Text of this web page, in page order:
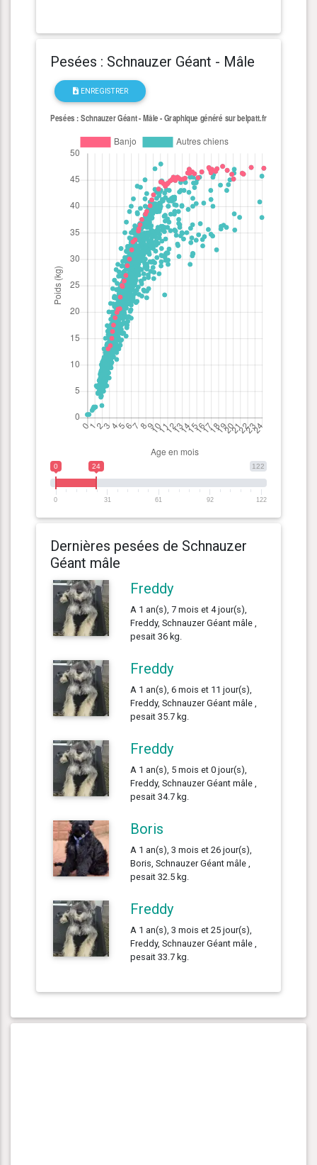
Pesées : Schnauzer Géant - Mâle
ENREGISTRER
122
0 24
0 31 61 92 122
Dernières pesées de Schnauzer
Géant mâle
Freddy
A 1 an(s), 7 mois et 4 jour(s),
Freddy, Schnauzer Géant mâle ,
pesait 36 kg.
Freddy
A 1 an(s), 6 mois et 11 jour(s),
Freddy, Schnauzer Géant mâle ,
pesait 35.7 kg.
Freddy
A 1 an(s), 5 mois et 0 jour(s),
Freddy, Schnauzer Géant mâle ,
pesait 34.7 kg.
Boris
A 1 an(s), 3 mois et 26 jour(s),
Boris, Schnauzer Géant mâle ,
pesait 32.5 kg.
Freddy
A 1 an(s), 3 mois et 25 jour(s),
Freddy, Schnauzer Géant mâle ,
pesait 33.7 kg.